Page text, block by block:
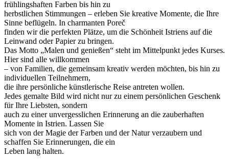
frühlingshaften Farben bis hin zu
herbstlichen Stimmungen – erleben Sie kreative Momente, die Ihre
Sinne beflügeln. In charmanten Poreč
finden wir die perfekten Plätze, um die Schönheit Istriens auf die
Leinwand oder Papier zu bringen.
Das Motto „Malen und genießen“ steht im Mittelpunkt jedes Kurses.
Hier sind alle willkommen
– von Familien, die gemeinsam kreativ werden möchten, bis hin zu
individuellen Teilnehmern,
die ihre persönliche künstlerische Reise antreten wollen.
Jedes gemalte Bild wird nicht nur zu einem persönlichen Geschenk
für Ihre Liebsten, sondern
auch zu einer unvergesslichen Erinnerung an die zauberhaften
Momente in Istrien. Lassen Sie
sich von der Magie der Farben und der Natur verzaubern und
schaffen Sie Erinnerungen, die ein
Leben lang halten.